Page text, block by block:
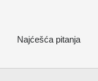
Najćešća pitanja